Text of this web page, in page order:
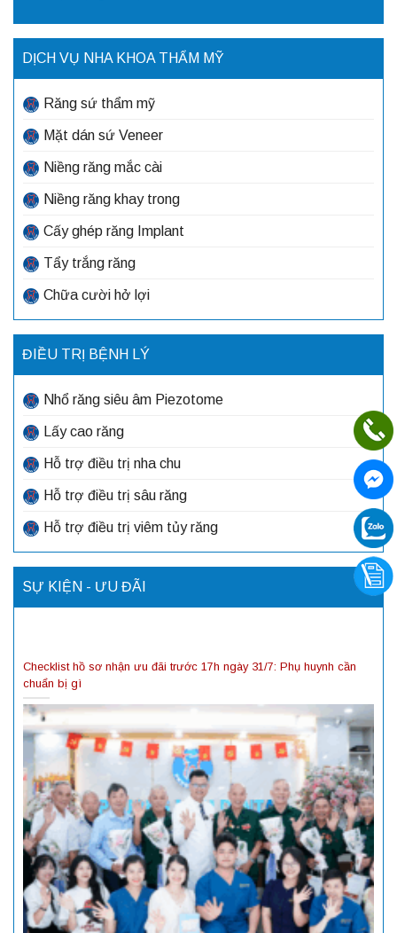
DỊCH VỤ NHA KHOA THẨM MỸ
Răng sứ thẩm mỹ
Mặt dán sứ Veneer
Niềng răng mắc cài
Niềng răng khay trong
Cấy ghép răng Implant
Tẩy trắng răng
Chữa cười hở lợi
ĐIỀU TRỊ BỆNH LÝ
Nhổ răng siêu âm Piezotome
Lấy cao răng
Hỗ trợ điều trị nha chu
Hỗ trợ điều trị sâu răng
Hỗ trợ điều trị viêm tủy răng
SỰ KIỆN - ƯU ĐÃI
Checklist hồ sơ nhận ưu đãi trước 17h ngày 31/7: Phụ huynh cần
chuẩn bị gì